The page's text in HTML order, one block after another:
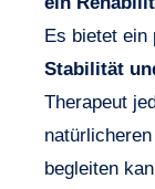
Es bietet ein
Stabilität
Therapeut
begleiten